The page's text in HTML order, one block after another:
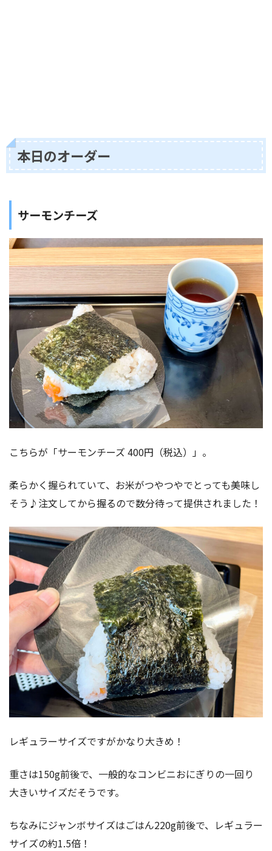
本日のオーダー
サーモンチーズ
こちらが「サーモンチーズ 400円（税込）」。
柔らかく握られていて、お米がつやつやでとっても美味し
そう♪注文してから握るので数分待って提供されました！
レギュラーサイズですがかなり大きめ！
重さは150g前後で、一般的なコンビニおにぎりの一回り
大きいサイズだそうです。
ちなみにジャンボサイズはごはん220g前後で、レギュラー
サイズの約1.5倍！